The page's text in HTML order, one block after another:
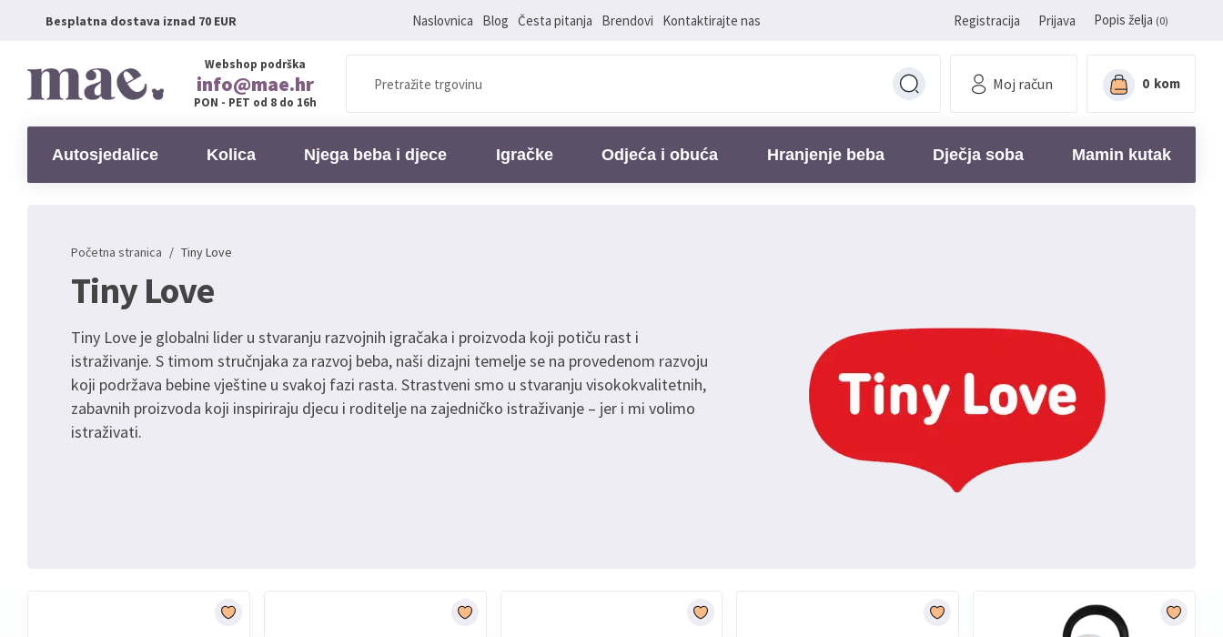
Besplatna dostava iznad 70 EUR Naslovnica Blog Česta pitanja Brendovi Kontaktirajte nas Registracija Prijava Popis želja (0)
Webshop podrška
info@mae.hr
PON - PET od 8 do 16h
Moj račun 0 kom
Autosjedalice Kolica Njega beba i djece Igračke Odjeća i obuća Hranjenje beba Dječja soba Mamin kutak
Početna stranica / Tiny Love
Tiny Love
Tiny Love je globalni lider u stvaranju razvojnih igračaka i proizvoda koji potiču rast i
istraživanje. S timom stručnjaka za razvoj beba, naši dizajni temelje se na provedenom razvoju
koji podržava bebine vještine u svakoj fazi rasta. Strastveni smo u stvaranju visokokvalitetnih,
zabavnih proizvoda koji inspiriraju djecu i roditelje na zajedničko istraživanje – jer i mi volimo
istraživati.